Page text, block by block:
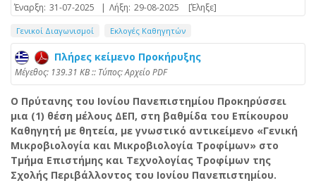
Έναρξη: 31-07-2025 | Λήξη: 29-08-2025 [Έληξε]
Γενικοί Διαγωνισμοί Εκλογές Καθηγητών
Πλήρες κείμενο Προκήρυξης
Mέγεθος: 139.31 KB :: Τύπος: Αρχείο PDF
Ο Πρύτανης του Ιονίου Πανεπιστημίου Προκηρύσσει
μια (1) θέση μέλους ΔΕΠ, στη βαθμίδα του Επίκουρου
Καθηγητή με θητεία, με γνωστικό αντικείμενο «Γενική
Μικροβιολογία και Μικροβιολογία Τροφίμων» στο
Τμήμα Επιστήμης και Τεχνολογίας Τροφίμων της
Σχολής Περιβάλλοντος του Ιονίου Πανεπιστημίου.